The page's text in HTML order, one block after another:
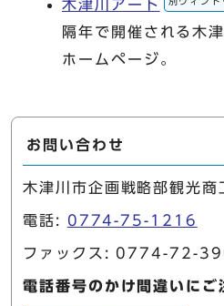
木津川アート
隔年で開催される木
ホームページ。
お問い合わせ
木津川市企画戦略部観光商
電話: 0774-75-1216
ファックス: 0774-72-
電話番号のかけ間違いにご